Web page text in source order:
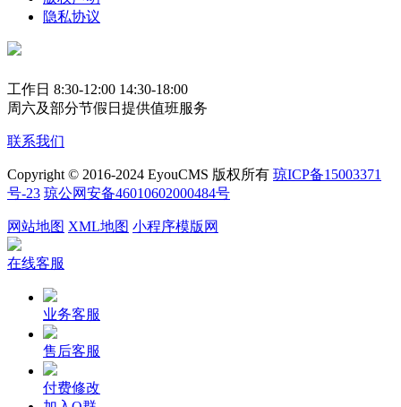
隐私协议
工作日 8:30-12:00 14:30-18:00
周六及部分节假日提供值班服务
联系我们
Copyright © 2016-2024 EyouCMS 版权所有 琼ICP备15003371
号-23 琼公网安备46010602000484号
网站地图 XML地图 小程序模版网
在线客服
业务客服
售后客服
付费修改